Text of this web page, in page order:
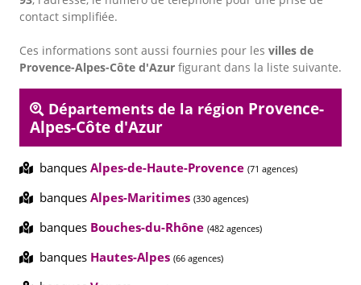
contact simplifiée.
Ces informations sont aussi fournies pour les villes de
Provence-Alpes-Côte d'Azur figurant dans la liste suivante.
Départements de la région Provence-
Alpes-Côte d'Azur
banques Alpes-de-Haute-Provence (71 agences)
banques Alpes-Maritimes (330 agences)
banques Bouches-du-Rhône (482 agences)
banques Hautes-Alpes (66 agences)